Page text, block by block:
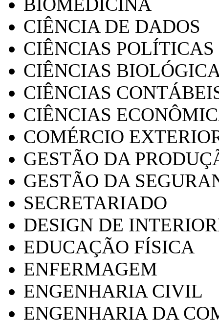
CIÊNCIA DE DADOS
CIÊNCIAS POLÍTICAS
CIÊNCIAS
CIÊNCIAS
CIÊNCIAS
COMÉRCIO
GESTÃO DA
GESTÃO DA
SECRETARIADO
DESIGN DE
EDUCAÇÃO FÍSICA
ENFERMAGEM
ENGENHARIA CIVIL
ENGENHARIA DA